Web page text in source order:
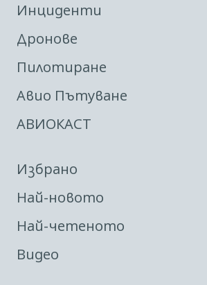
Инциденти
Дронове
Пилотиране
Авио Пътуване
АВИОКАСТ
Избрано
Най-новото
Най-четеното
Видео